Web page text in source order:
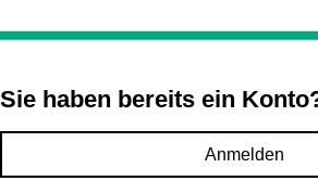
Sie haben bereits ein
Anmelden